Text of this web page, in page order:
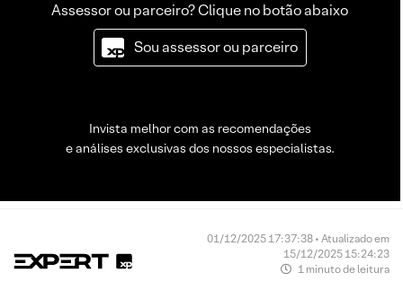
Assessor ou parceiro? Clique no botão abaixo
Sou assessor ou parceiro
Invista melhor com as recomendações
e análises exclusivas dos nossos especialistas.
01/12/2025 17:37:38 • Atualizado em
15/12/2025 15:24:23
1 minuto de leitura